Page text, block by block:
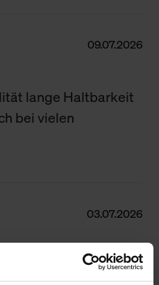
09.07.2026
lange Haltbarkeit
bei vielen
03.07.2026
bleibt auch